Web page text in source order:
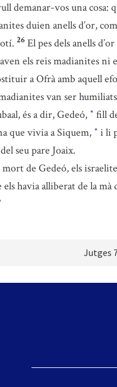
demanar-vos una cosa:
duien anells d’or,
26 El pes dels anells
els reis madianites ni
a Ofrà amb aquell
van ser
és a dir, Gedeó, * fill
que vivia a Siquem, * i li
seu pare Joaix.
mort de Gedeó, els
els havia alliberat de la
Jutges